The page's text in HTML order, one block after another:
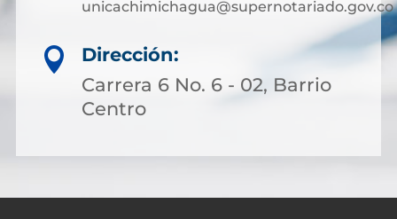
unicachimichagua@supernotariado.gov.co

Dirección:
Carrera 6 No. 6 - 02, Barrio
Centro